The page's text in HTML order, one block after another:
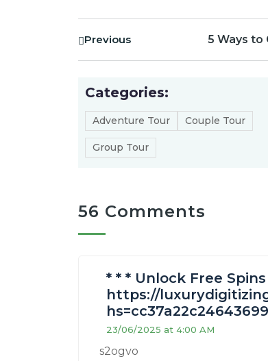
Previous 5 Ways to
Categories:
Adventure Tour Couple Tour
Group Tour
56 Comments
* * * Unlock Free
https://
23/06/2025 at 4:00 AM
s2ogvo